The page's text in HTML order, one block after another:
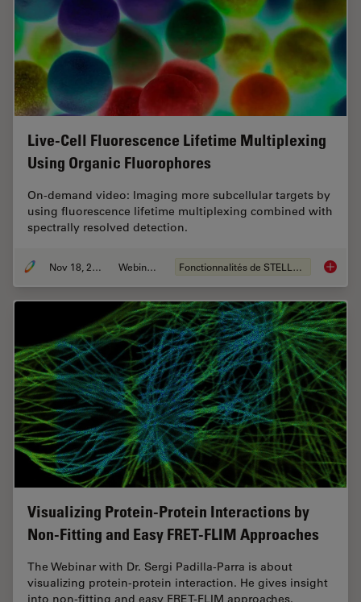
Live-Cell Fluorescence Lifetime Multiplexing
Using Organic Fluorophores
On-demand video: Imaging more subcellular targets by
using fluorescence lifetime multiplexing combined with
spectrally resolved detection.
Nov 18, 2022 Webinaire Fonctionnalités de STELLARIS Live-
Visualizing Protein-Protein Interactions by
Non-Fitting and Easy FRET-FLIM Approaches
The Webinar with Dr. Sergi Padilla-Parra is about
visualizing protein-protein interaction. He gives insight
into non-fitting and easy FRET-FLIM approaches.